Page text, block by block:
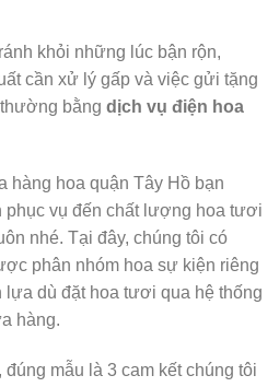
khỏi những lúc bận rộn,
cần xử lý gấp và việc gửi tặng
bằng dịch vụ điện hoa
hàng hoa quận Tây Hồ bạn
phục vụ đến chất lượng hoa tươi
nhé. Tại đây, chúng tôi có
phân nhóm hoa sự kiện riêng
lựa dù đặt hoa tươi qua hệ thống
hàng.
mẫu là 3 cam kết chúng tôi